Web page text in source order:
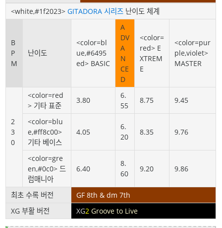
<white,#1f2023>GITADORA 시리즈 난이도 체계
B
P
M
난이도
<color=bl
ue,#6495
ed> BASIC
A
DV
A
N
CE
D
<color=
red> E
XTREM
E
<color=pur
ple,violet>
MASTER
2
3
0
<color=red
> 기타 표준
3.80
6.
55
8.75 9.45
<color=blu
e,#ff8c00>
기타 베이스
4.05
6.
20
8.35 9.76
<color=gre
en,#0c0> 드
럼매니아
6.40
8.
60
9.20 9.86
최초 수록 버전
GF 8th & dm 7th
XG 부활 버전
XG2 Groove to Live